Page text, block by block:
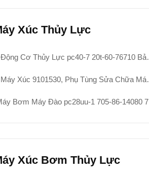
Xúc Thủy Lực
Cơ Thủy Lực pc40-7 20t-60-76710 Bảo Hành 6 Tháng
9101530, Phụ Tùng Sửa Chữa Máy Bơm Thủy Lực ex120-2 ex100-2
Máy Đào pc28uu-1 705-86-14080 705-41-08100 Đối Với Các Bộ Phận Komatsu
Xúc Bơm Thủy Lực